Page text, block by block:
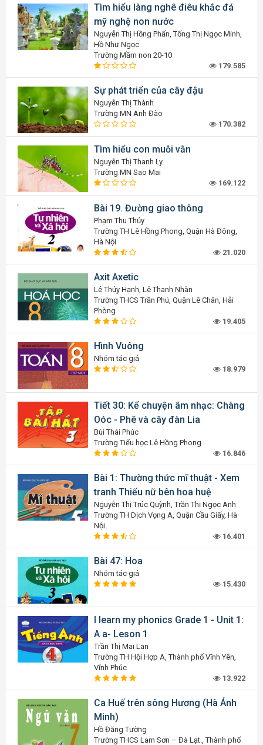
Tìm hiểu làng nghê điêu khắc đá
mỹ nghệ non nước
Nguyễn Thị Hồng Phấn, Tống Thị Ngọc Minh,
Hồ Như Ngọc
Trường Mầm non 20-10
179.585
Sự phát triển của cây đậu
Nguyễn Thị Thành
Trường MN Anh Đào
170.382
Tìm hiểu con muỗi vằn
Nguyễn Thị Thanh Ly
Trường MN Sao Mai
169.122
Bài 19. Đường giao thông
Phạm Thu Thủy
Trường TH Lê Hồng Phong, Quận Hà Đông,
Hà Nội
21.020
Axit Axetic
Lê Thúy Hạnh, Lê Thanh Nhàn
Trường THCS Trần Phú, Quận Lê Chân, Hải
Phòng
19.405
Hình Vuông
Nhóm tác giả
18.979
Tiết 30: Kể chuyện âm nhạc: Chàng
Oóc - Phê và cây đàn Lia
Bùi Thái Phúc
Trường Tiểu học Lê Hồng Phong
16.846
Bài 1: Thường thức mĩ thuật - Xem
tranh Thiếu nữ bên hoa huệ
Nguyễn Thị Trúc Quỳnh, Trần Thị Ngọc Anh
Trường TH Dịch Vọng A, Quận Cầu Giấy, Hà
Nội
16.401
Bài 47: Hoa
Nhóm tác giả
15.430
I learn my phonics Grade 1 - Unit 1:
A a- Leson 1
Trần Thị Mai Lan
Trường TH Hội Hợp A, Thành phố Vĩnh Yên,
Vĩnh Phúc
13.922
Ca Huế trên sông Hương (Hà Ánh
Minh)
Hồ Đăng Tường
Trường THCS Lam Sơn – Đà Lạt., Thành phố